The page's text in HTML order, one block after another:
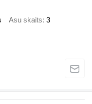
Asu skaits 3